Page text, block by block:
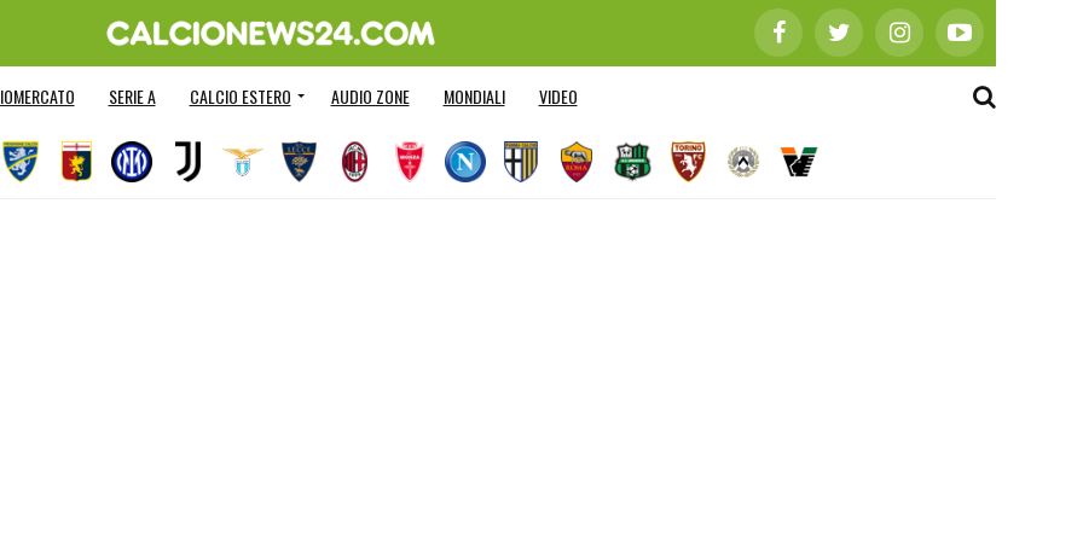
SERIE A CALCIO ESTERO AUDIO ZONE MONDIALI VIDEO